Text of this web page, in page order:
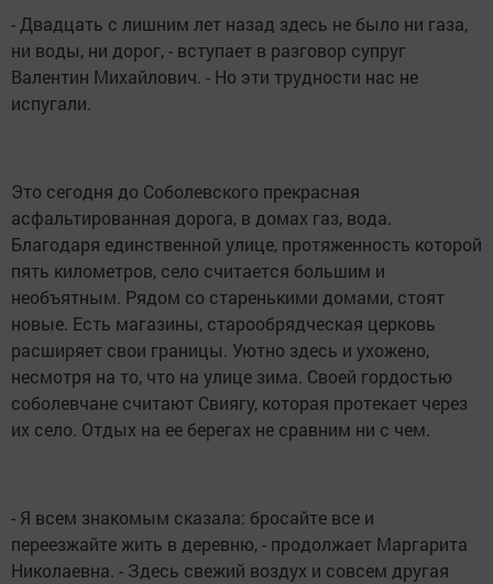
- Двадцать с лишним лет назад здесь не было ни газа,
ни воды, ни дорог, - вступает в разговор супруг
Валентин Михайлович. - Но эти трудности нас не
испугали.
Это сегодня до Соболевского прекрасная
асфальтированная дорога, в домах газ, вода.
Благодаря единственной улице, протяженность которой
пять километров, село считается большим и
необъятным. Рядом со старенькими домами, стоят
новые. Есть магазины, старообрядческая церковь
расширяет свои границы. Уютно здесь и ухожено,
несмотря на то, что на улице зима. Своей гордостью
соболевчане считают Свиягу, которая протекает через
их село. Отдых на ее берегах не сравним ни с чем.
- Я всем знакомым сказала: бросайте все и
переезжайте жить в деревню, - продолжает Маргарита
Николаевна. - Здесь свежий воздух и совсем другая